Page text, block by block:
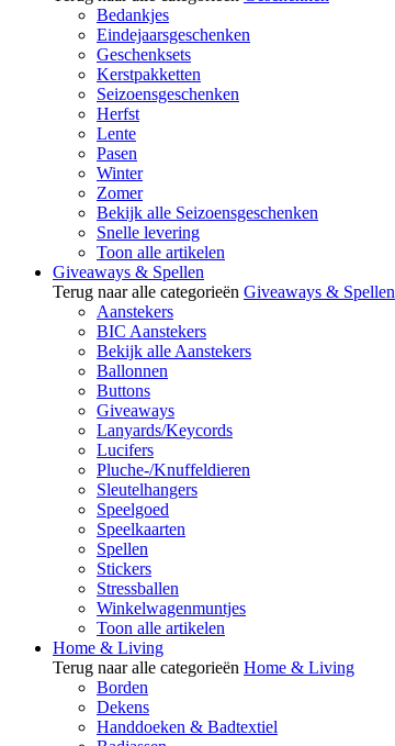
Bedankjes
Eindejaarsgeschenken
Geschenksets
Kerstpakketten
Seizoensgeschenken
Herfst
Lente
Pasen
Winter
Zomer
Bekijk alle Seizoensgeschenken
Snelle levering
Toon alle artikelen
Giveaways & Spellen
Terug naar alle categorieën Giveaways & Spellen
Aanstekers
BIC Aanstekers
Bekijk alle Aanstekers
Ballonnen
Buttons
Giveaways
Lanyards/Keycords
Lucifers
Pluche-/Knuffeldieren
Sleutelhangers
Speelgoed
Speelkaarten
Spellen
Stickers
Stressballen
Winkelwagenmuntjes
Toon alle artikelen
Home & Living
Terug naar alle categorieën Home & Living
Borden
Dekens
Handdoeken & Badtextiel